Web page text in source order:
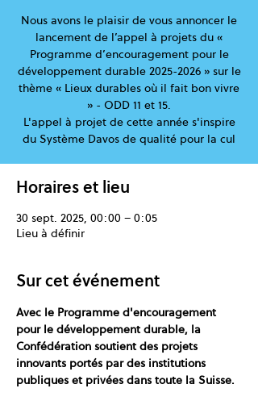
Nous avons le plaisir de vous annoncer le
lancement de l’appel à projets du «
Programme d’encouragement pour le
développement durable 2025-2026 » sur le
thème « Lieux durables où il fait bon vivre
» - ODD 11 et 15.
L'appel à projet de cette année s'inspire
du Système Davos de qualité pour la cul
Horaires et lieu
30 sept. 2025, 00:00 – 0:05
Lieu à définir
Sur cet événement
Avec le Programme d'encouragement
pour le développement durable, la
Confédération soutient des projets
innovants portés par des institutions
publiques et privées dans toute la Suisse.